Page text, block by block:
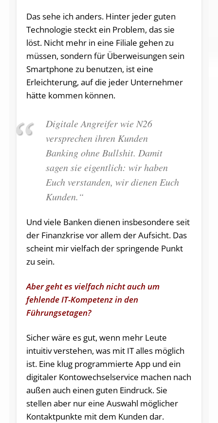
Das sehe ich anders. Hinter jeder guten
Technologie steckt ein Problem, das sie
löst. Nicht mehr in eine Filiale gehen zu
müssen, sondern für Überweisungen sein
Smartphone zu benutzen, ist eine
Erleichterung, auf die jeder Unternehmer
hätte kommen können.
Digitale Angreifer wie N26
versprechen ihren Kunden
Banking ohne Bullshit. Damit
sagen sie eigentlich: wir haben
Euch verstanden, wir dienen Euch
Kunden.“
Und viele Banken dienen insbesondere seit
der Finanzkrise vor allem der Aufsicht. Das
scheint mir vielfach der springende Punkt
zu sein.
Aber geht es vielfach nicht auch um
fehlende IT-Kompetenz in den
Führungsetagen?
Sicher wäre es gut, wenn mehr Leute
intuitiv verstehen, was mit IT alles möglich
ist. Eine klug programmierte App und ein
digitaler Kontowechselservice machen nach
außen auch einen guten Eindruck. Sie
stellen aber nur eine Auswahl möglicher
Kontaktpunkte mit dem Kunden dar.